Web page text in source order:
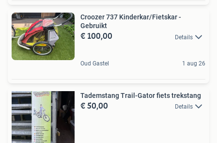
Croozer 737 Kinderkar/Fietskar -
Gebruikt
€ 100,00 Details
Oud Gastel 1 aug 26
Tademstang Trail-Gator fiets trekstang
€ 50,00 Details